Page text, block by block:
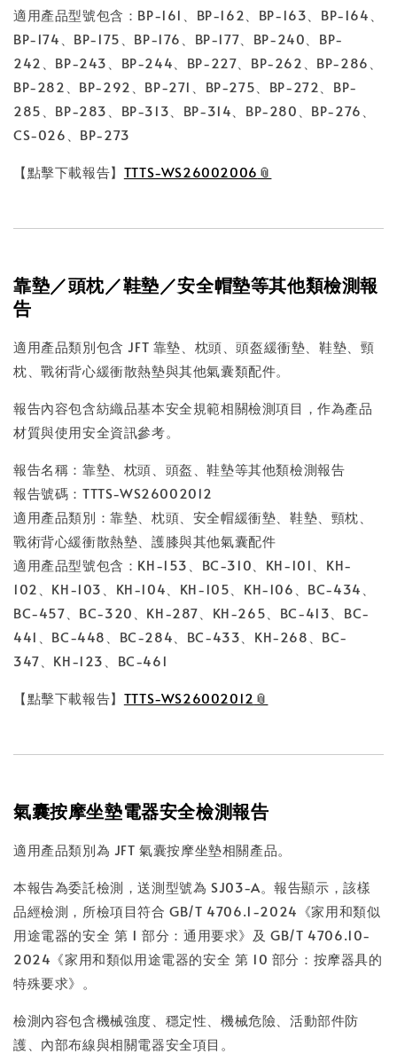
適用產品型號包含：BP-161、BP-162、BP-163、BP-164、
BP-174、BP-175、BP-176、BP-177、BP-240、BP-
242、BP-243、BP-244、BP-227、BP-262、BP-286、
BP-282、BP-292、BP-271、BP-275、BP-272、BP-
285、BP-283、BP-313、BP-314、BP-280、BP-276、
CS-026、BP-273
【點擊下載報告】 TTTS-WS26002006
靠墊／頭枕／鞋墊／安全帽墊等其他類檢測報
告
適用產品類別包含 JFT 靠墊、枕頭、頭盔緩衝墊、鞋墊、頸
枕、戰術背心緩衝散熱墊與其他氣囊類配件。
報告內容包含紡織品基本安全規範相關檢測項目，作為產品
材質與使用安全資訊參考。
報告名稱：靠墊、枕頭、頭盔、鞋墊等其他類檢測報告
報告號碼：TTTS-WS26002012
適用產品類別：靠墊、枕頭、安全帽緩衝墊、鞋墊、頸枕、
戰術背心緩衝散熱墊、護膝與其他氣囊配件
適用產品型號包含：KH-153、BC-310、KH-101、KH-
102、KH-103、KH-104、KH-105、KH-106、BC-434、
BC-457、BC-320、KH-287、KH-265、BC-413、BC-
441、BC-448、BC-284、BC-433、KH-268、BC-
347、KH-123、BC-461
【點擊下載報告】 TTTS-WS26002012
氣囊按摩坐墊電器安全檢測報告
適用產品類別為 JFT 氣囊按摩坐墊相關產品。
本報告為委託檢測，送測型號為 SJ03-A。報告顯示，該樣
品經檢測，所檢項目符合 GB/T 4706.1-2024《家用和類似
用途電器的安全 第 1 部分：通用要求》及 GB/T 4706.10-
2024《家用和類似用途電器的安全 第 10 部分：按摩器具的
特殊要求》。
檢測內容包含機械強度、穩定性、機械危險、活動部件防
護、內部布線與相關電器安全項目。